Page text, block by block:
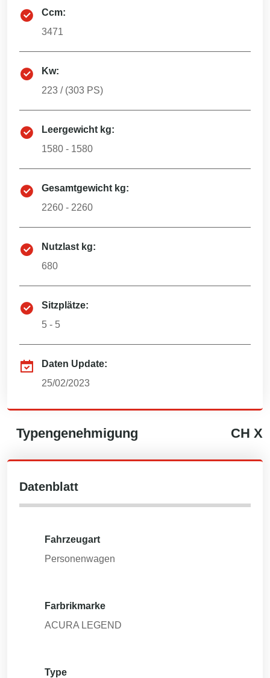
Ccm:
3471
Kw:
223 / (303 PS)
Leergewicht kg:
1580 - 1580
Gesamtgewicht kg:
2260 - 2260
Nutzlast kg:
680
Sitzplätze:
5 - 5
Daten Update:
25/02/2023
Typengenehmigung CH X
Datenblatt
Fahrzeugart
Personenwagen
Farbrikmarke
ACURA LEGEND
Type